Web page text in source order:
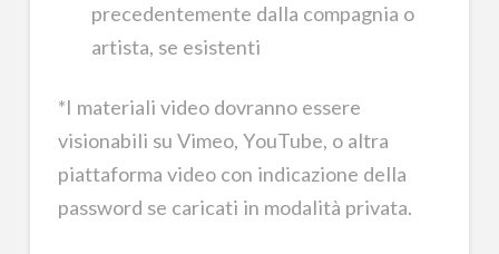
precedentemente dalla compagnia o
artista, se esistenti
*I materiali video dovranno essere
visionabili su Vimeo, YouTube, o altra
piattaforma video con indicazione della
password se caricati in modalità privata.